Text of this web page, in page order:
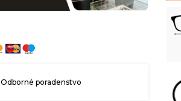
Odborné poradenstvo